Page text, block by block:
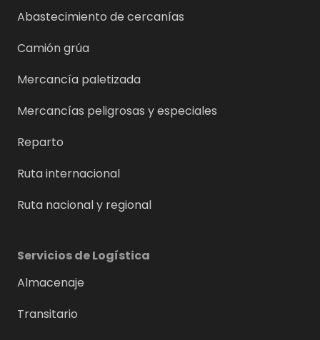
Abastecimiento de cercanías
Camión grúa
Mercancía paletizada
Mercancías peligrosas y especiales
Reparto
Ruta internacional
Ruta nacional y regional
Servicios de Logística
Almacenaje
Transitario